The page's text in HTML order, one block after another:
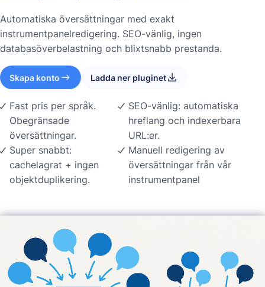
Automatiska översättningar med exakt
instrumentpanelredigering. SEO-vänlig, ingen
databasöverbelastning och blixtsnabb prestanda.
Skapa konto Ladda ner pluginet
Fast pris per språk.
Obegränsade
översättningar.
Super snabbt:
cachelagrat + ingen
objektduplikering.
SEO-vänlig: automatiska
hreflang och indexerbara
URL:er.
Manuell redigering av
översättningar från vår
instrumentpanel